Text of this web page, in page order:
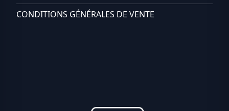
CONDITIONS GÉNÉRALES DE VENTE